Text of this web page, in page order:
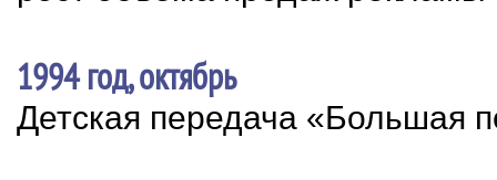
1994 год, октябрь
Детская передача «Большая